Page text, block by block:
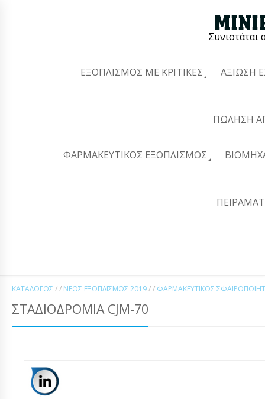
Συνιστάται
ΕΞΟΠΛΙΣΜΌΣ ΜΕ ΚΡΙΤΙΚΈΣ ΑΞΊΩΣΗ
ΠΏΛΗΣΗ
ΦΑΡΜΑΚΕΥΤΙΚΌΣ ΕΞΟΠΛΙΣΜΌΣ
ΚΑΤΆΛΟΓΟΣ / / ΝΈΟΣ ΕΞΟΠΛΙΣΜΌΣ 2019/ / ΦΑΡΜΑΚΕΥΤΙΚΌΣ
ΣΤΑΔΙΟΔΡΟΜΊΑ CJM-70